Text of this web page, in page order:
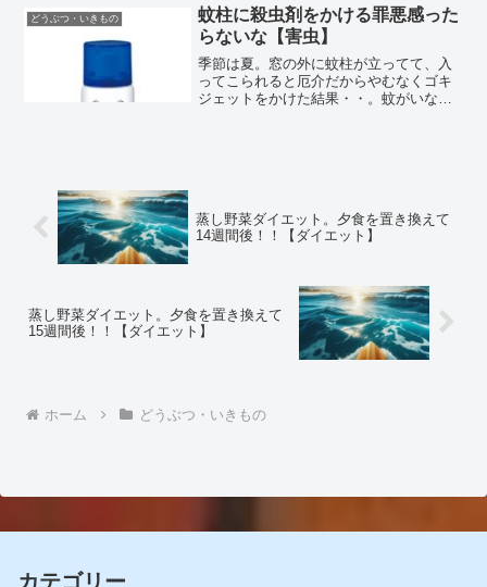
たら後ろからギャーギャー喚きながら飛
ん...
どうぶつ・いきもの
蚊柱に殺虫剤をかける罪悪感った
らないな【害虫】
季節は夏。窓の外に蚊柱が立ってて、入
ってこられると厄介だからやむなくゴキ
ジェットをかけた結果・・。蚊がいなく
蒸し野菜ダイエット。夕食を置き換えて
14週間後！！【ダイエット】
蒸し野菜ダイエット。夕食を置き換えて
15週間後！！【ダイエット】
ホーム どうぶつ・いきもの
カテゴリー